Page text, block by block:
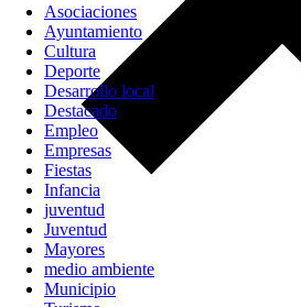
Asociaciones
Ayuntamiento
Cultura
Deporte
Desarrollo local
Destacado
Empleo
Empresas
Fiestas
Infancia
juventud
Juventud
Mayores
medio ambiente
Municipio